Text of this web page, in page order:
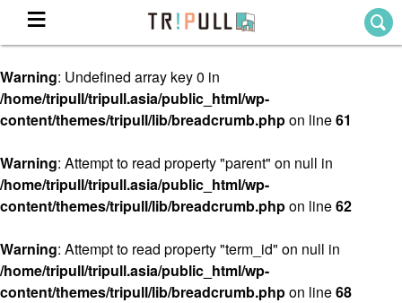
ホーム
Theme
テーマから探す
TRIPULLブログ
About
私たちについて
Warning: Undefined array key 0 in
/home/tripull/tripull.asia/public_html/wp-
content/themes/tripull/lib/breadcrumb.phpon line61
Warning: Attempt to read property "parent" on null in
/home/tripull/tripull.asia/public_html/wp-
content/themes/tripull/lib/breadcrumb.phpon line62
Warning: Attempt to read property "term_id" on null in
/home/tripull/tripull.asia/public_html/wp-
content/themes/tripull/lib/breadcrumb.phpon line68